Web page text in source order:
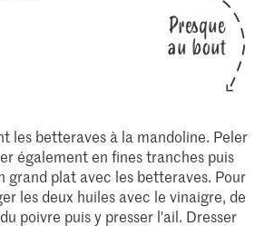
Presque
au bout
les betteraves à la mandoline. Peler
également en fines tranches puis
grand plat avec les betteraves. Pour
les deux huiles avec le vinaigre, de
poivre puis y presser l'ail. Dresser